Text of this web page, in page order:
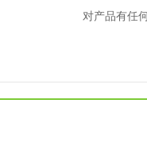
对产品有任